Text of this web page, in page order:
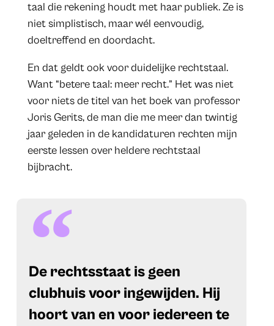
taal die rekening houdt met haar publiek. Ze is
niet simplistisch, maar wél eenvoudig,
doeltreffend en doordacht.
En dat geldt ook voor duidelijke rechtstaal.
Want “betere taal: meer recht.” Het was niet
voor niets de titel van het boek van professor
Joris Gerits, de man die me meer dan twintig
jaar geleden in de kandidaturen rechten mijn
eerste lessen over heldere rechtstaal
bijbracht.
De rechtsstaat is geen
clubhuis voor ingewijden. Hij
hoort van en voor iedereen te